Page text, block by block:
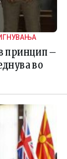
принцип –
во